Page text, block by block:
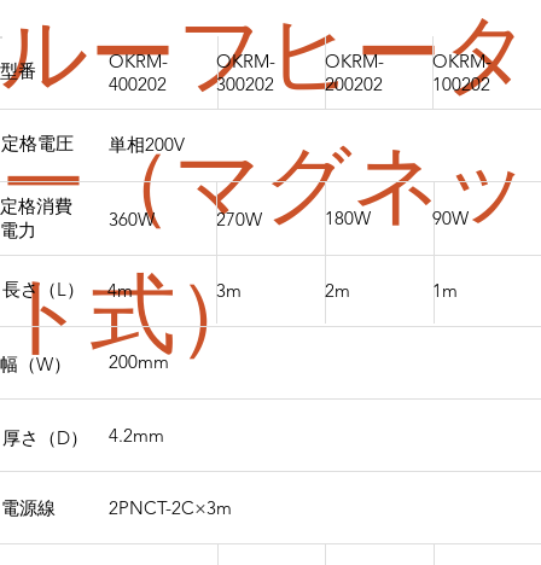
ルーフヒータ
ー（マグネッ
ト式）
型番
定格電圧
定格消費
電力
長さ（L）
幅（W）
厚さ（D）
電源線
OKRM-
400202
OKRM-
300202
OKRM-
200202
OKRM-
100202
単相200V
360W 270W 180W 90W
4m 3m 2m 1m
200mm
4.2mm
2PNCT-2C×3m